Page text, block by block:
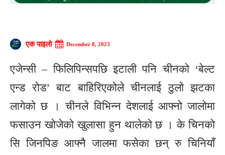
एक पाइलो December 8, 2023
एजेन्सी – फिलिपिन्सपछि इटाली पनि चीनको ‘बेल्ट
एन्ड रोड’ बाट बाहिरिएकोले चीनलाई ठुलो झटका
लागेको छ । चीनले विभिन्न देशलाई आफ्नो जालोमा
फसाउन खोजेको खुलासा हुन थालेको छ । के चिनको
सि जिनपिङ आफ्नै जालमा फसेका छन् रु चिनियाँ